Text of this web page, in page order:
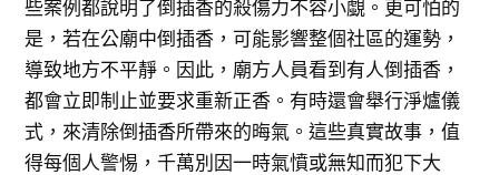
些案例都說明了倒插香的殺傷力不容小覷。更可怕的
是，若在公廟中倒插香，可能影響整個社區的運勢，
導致地方不平靜。因此，廟方人員看到有人倒插香，
都會立即制止並要求重新正香。有時還會舉行淨爐儀
式，來清除倒插香所帶來的晦氣。這些真實故事，值
得每個人警惕，千萬別因一時氣憤或無知而犯下大